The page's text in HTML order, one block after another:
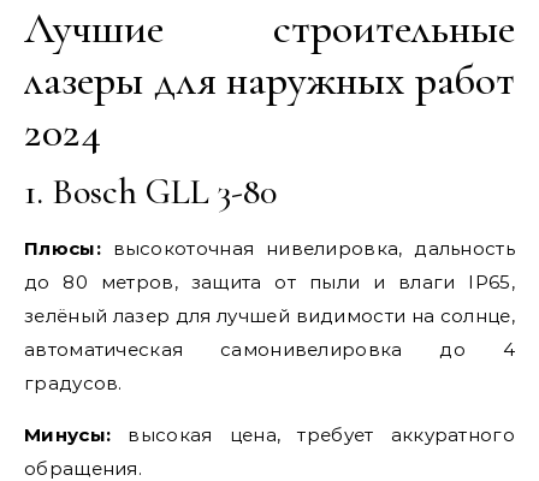
Лучшие строительные
лазеры для наружных работ
2024
1. Bosch GLL 3-80
Плюсы:высокоточная нивелировка, дальность
до 80 метров, защита от пыли и влаги IP65,
зелёный лазер для лучшей видимости на солнце,
автоматическая самонивелировка до 4
градусов.
Минусы: высокая цена, требует аккуратного
обращения.